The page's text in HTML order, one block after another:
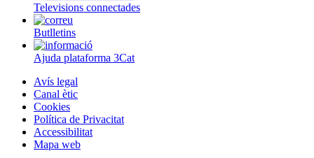
Televisions connectades
Butlletins
Ajuda plataforma 3Cat
Avís legal
Canal ètic
Cookies
Política de Privacitat
Accessibilitat
Mapa web